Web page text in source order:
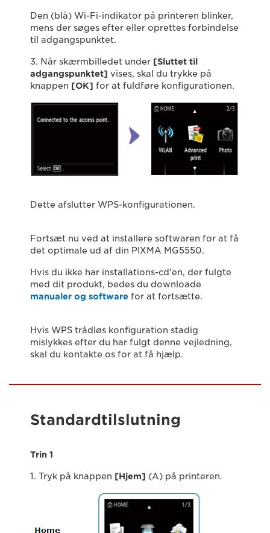
Den (blå) Wi-Fi-indikator på printeren blinker,
mens der søges efter eller oprettes forbindelse
til adgangspunktet.
3. Når skærmbilledet under [Sluttet til
adgangspunktet] vises, skal du trykke på
knappen [OK] for at fuldføre konfigurationen.
Dette afslutter WPS-konfigurationen.
Fortsæt nu ved at installere softwaren for at få
det optimale ud af din PIXMA MG5550.
Hvis du ikke har installations-cd'en, der fulgte
med dit produkt, bedes du downloade
manualer og software for at fortsætte.
Hvis WPS trådløs konfiguration stadig
mislykkes efter du har fulgt denne vejledning,
skal du kontakte os for at få hjælp.
Standardtilslutning
Trin 1
1. Tryk på knappen [Hjem] (A) på printeren.